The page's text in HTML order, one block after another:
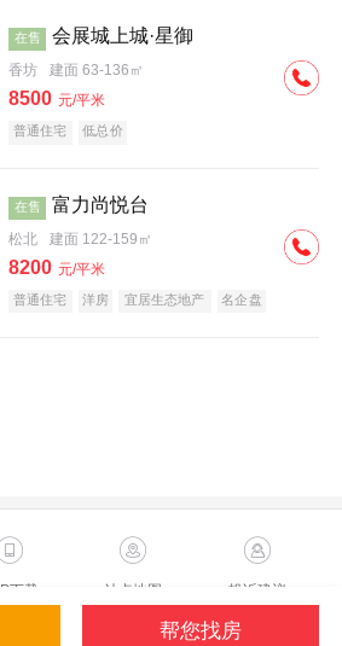
在售 会展城上城·星御
香坊 建面 63-136㎡
8500 元/平米
普通住宅 低总价
在售 富力尚悦台
松北 建面 122-159㎡
8200 元/平米
普通住宅 洋房 宜居生态地产
名企盘
帮您找房
下载 站点地图 投诉建议